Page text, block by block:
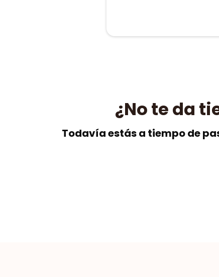
¿No te da
Todavía estás a tiempo de